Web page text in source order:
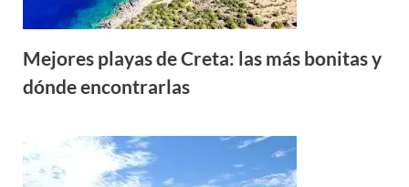
Mejores playas de Creta: las más bonitas y
dónde encontrarlas